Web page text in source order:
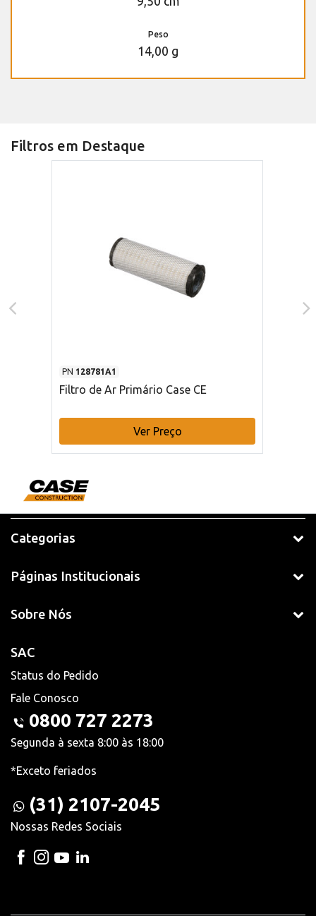
Peso
14,00 g
Filtros em Destaque
PN 128781A1
Filtro de Ar Primário Case CE
Ver Preço
Categorias
Páginas Institucionais
Sobre Nós
SAC
Status do Pedido
Fale Conosco
0800 727 2273
Segunda à sexta 8:00 às 18:00
*Exceto feriados
(31) 2107-2045
Nossas Redes Sociais